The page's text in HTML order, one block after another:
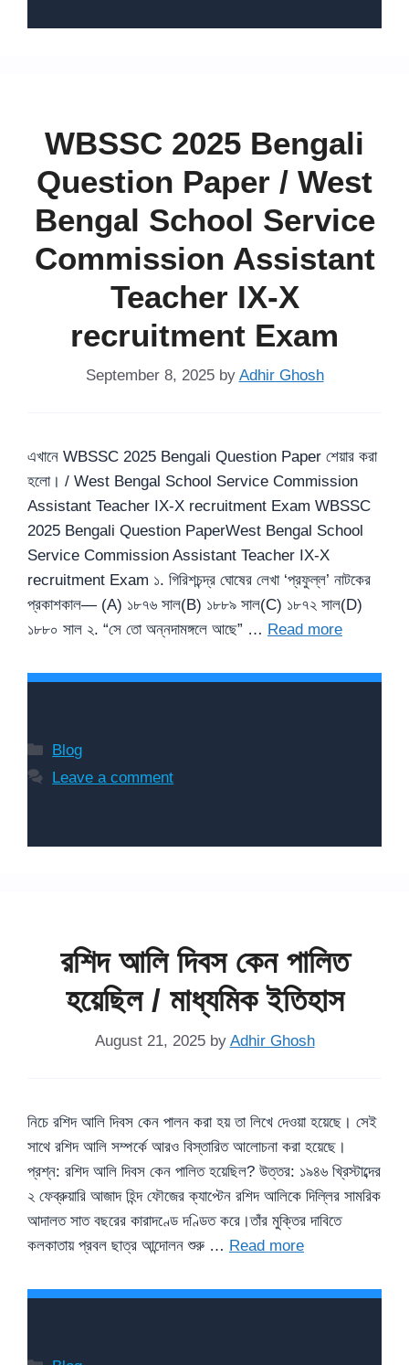
WBSSC 2025 Bengali
Question Paper / West
Bengal School Service
Commission Assistant
Teacher IX-X
recruitment Exam
September 8, 2025 by Adhir Ghosh
এখানে WBSSC 2025 Bengali Question Paper শেয়ার করা
হলো। / West Bengal School Service Commission
Assistant Teacher IX-X recruitment Exam WBSSC
2025 Bengali Question PaperWest Bengal School
Service Commission Assistant Teacher IX-X
recruitment Exam ১. গিরিশচন্দ্র ঘোষের লেখা ‘প্রফুল্ল’ নাটকের
প্রকাশকাল— (A) ১৮৭৬ সাল(B) ১৮৮৯ সাল(C) ১৮৭২ সাল(D)
১৮৮০ সাল ২. “সে তো অন্নদামঙ্গলে আছে” … Read more
Categories
Blog
Leave a comment
রশিদ আলি দিবস কেন পালিত
হয়েছিল / মাধ্যমিক ইতিহাস
August 21, 2025 by Adhir Ghosh
নিচে রশিদ আলি দিবস কেন পালন করা হয় তা লিখে দেওয়া হয়েছে। সেই
সাথে রশিদ আলি সম্পর্কে আরও বিস্তারিত আলোচনা করা হয়েছে।
প্রশ্ন: রশিদ আলি দিবস কেন পালিত হয়েছিল? উত্তর: ১৯৪৬ খ্রিস্টাব্দের
২ ফেব্রুয়ারি আজাদ হিন্দ ফৌজের ক্যাপ্টেন রশিদ আলিকে দিল্লির সামরিক
আদালত সাত বছরের কারাদণ্ডে দণ্ডিত করে।তাঁর মুক্তির দাবিতে
কলকাতায় প্রবল ছাত্র আন্দোলন শুরু … Read more